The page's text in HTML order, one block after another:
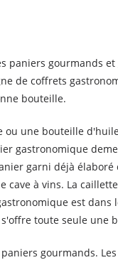
gourmands
de coffrets
bouteille.
une bouteille
gastronomique
garni déjà
à vins. La
est dans
toute seule une
gourmands.